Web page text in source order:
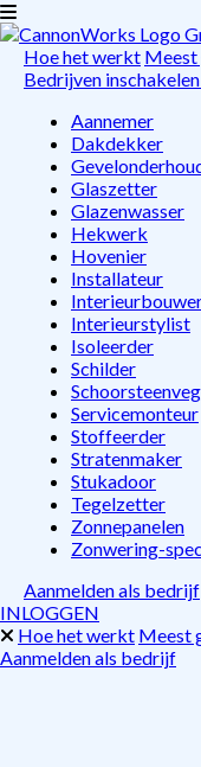
Hoe het werkt Meest
Bedrijven inschakelen
Aannemer
Dakdekker
Glaszetter
Glazenwasser
Hekwerk
Hovenier
Installateur
Interieurstylist
Isoleerder
Schilder
Servicemonteur
Stoffeerder
Stratenmaker
Stukadoor
Tegelzetter
Zonnepanelen
Zonwering-
Aanmelden als bedrijf
INLOGGEN
Hoe het werkt Meest
Aanmelden als bedrijf